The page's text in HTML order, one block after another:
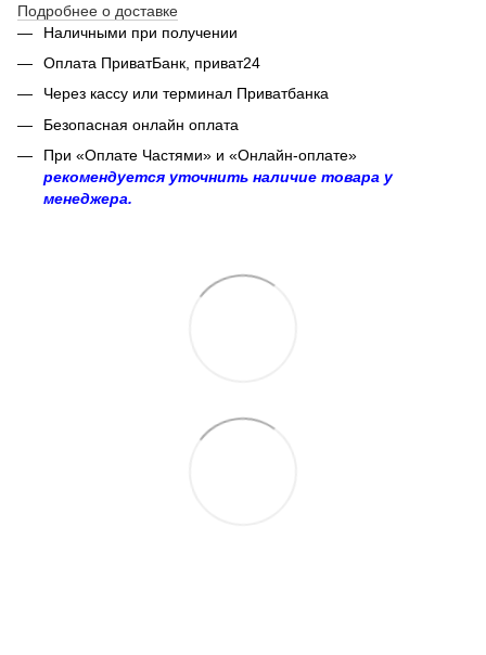
Подробнее о доставке
Наличными при получении
Оплата ПриватБанк, приват24
Через кассу или терминал Приватбанка
Безопасная онлайн оплата
При «Оплате Частями» и «Онлайн-оплате»
рекомендуется уточнить наличие товара у
менеджера.